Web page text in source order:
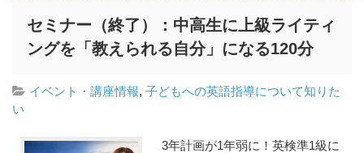
セミナー（終了）：中高生に上級ライティ
ングを「教えられる自分」になる120分
イベント・講座情報,子どもへの英語指導について知りた
い
3年計画が1年弱に！英検準1級に